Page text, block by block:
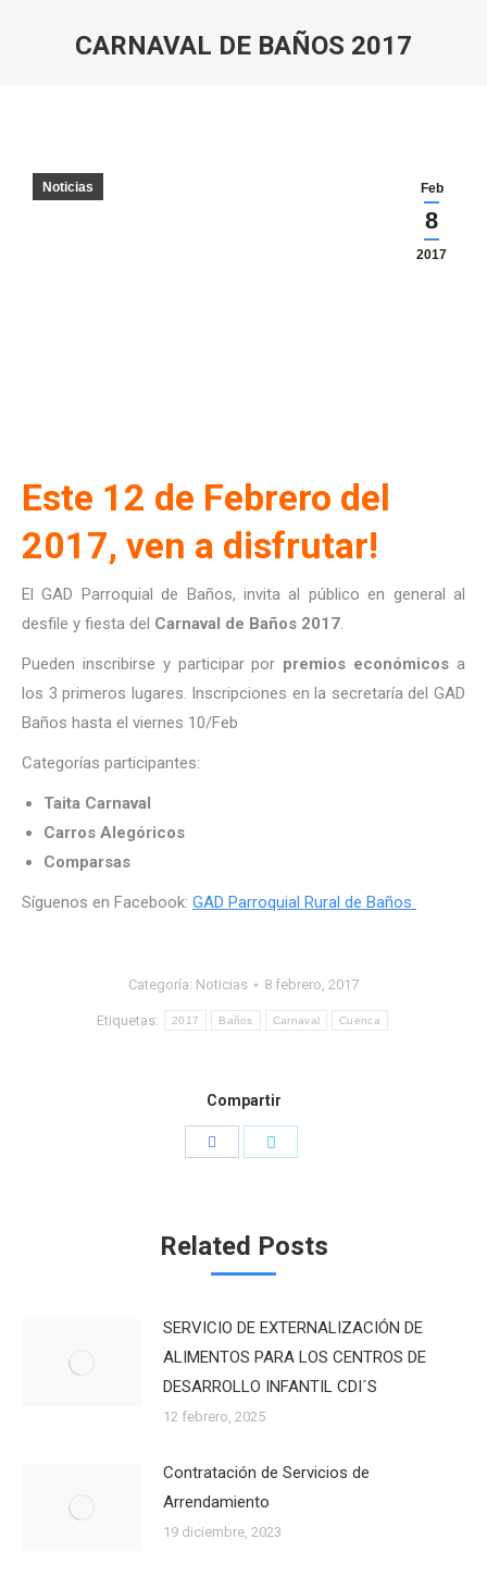
CARNAVAL DE BAÑOS 2017
Feb
8
2017
Noticias
Este 12 de Febrero del
2017, ven a disfrutar!
El GAD Parroquial de Baños, invita al público en general al
desfile y fiesta del Carnaval de Baños 2017.
Pueden inscribirse y participar por premios económicos a
los 3 primeros lugares. Inscripciones en la secretaría del GAD
Baños hasta el viernes 10/Feb
Categorías participantes:
Taita Carnaval
Carros Alegóricos
Comparsas
Síguenos en Facebook: GAD Parroquial Rural de Baños
Categoría: Noticias 8 febrero, 2017
Etiquetas: 2017 Baños Carnaval Cuenca
Compartir
CompartirCompartir
Related Posts
SERVICIO DE EXTERNALIZACIÓN DE
ALIMENTOS PARA LOS CENTROS DE
DESARROLLO INFANTIL CDI´S
12 febrero, 2025
Contratación de Servicios de
Arrendamiento
19 diciembre, 2023